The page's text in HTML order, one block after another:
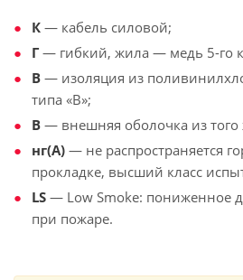
К — кабель силовой;
Г — гибкий, жила — медь 5-го
В — изоляция из
типа «В»;
В — внешняя оболочка из того
нг(А) — не распространяется
прокладке, высший класс
LS — Low Smoke: пониженное
при пожаре.